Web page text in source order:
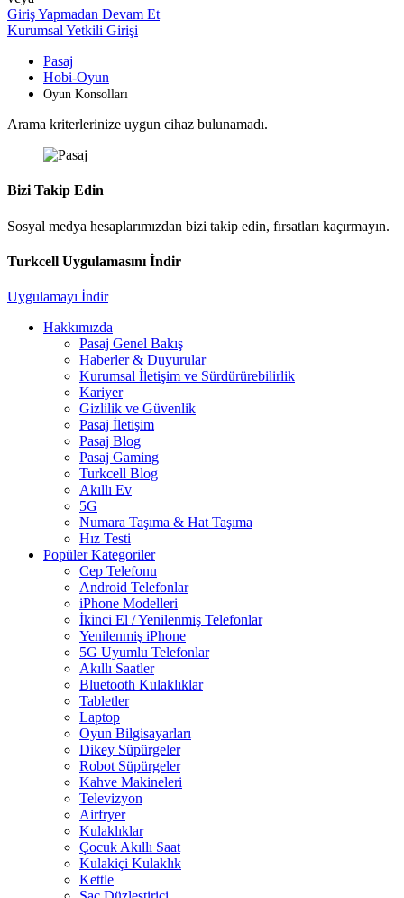
Giriş Yapmadan Devam Et
Kurumsal Yetkili Girişi
Pasaj
Hobi-Oyun
Oyun Konsolları
Arama kriterlerinize uygun cihaz bulunamadı.
Bizi Takip Edin
Sosyal medya hesaplarımızdan bizi takip edin, fırsatları kaçırmayın.
Turkcell Uygulamasını İndir
Uygulamayı İndir
Hakkımızda
Pasaj Genel Bakış
Haberler & Duyurular
Kurumsal İletişim ve Sürdürürebilirlik
Kariyer
Gizlilik ve Güvenlik
Pasaj İletişim
Pasaj Blog
Pasaj Gaming
Turkcell Blog
Akıllı Ev
5G
Numara Taşıma & Hat Taşıma
Hız Testi
Popüler Kategoriler
Cep Telefonu
Android Telefonlar
iPhone Modelleri
İkinci El / Yenilenmiş Telefonlar
Yenilenmiş iPhone
5G Uyumlu Telefonlar
Akıllı Saatler
Bluetooth Kulaklıklar
Tabletler
Laptop
Oyun Bilgisayarları
Dikey Süpürgeler
Robot Süpürgeler
Kahve Makineleri
Televizyon
Airfryer
Kulaklıklar
Çocuk Akıllı Saat
Kulakiçi Kulaklık
Kettle